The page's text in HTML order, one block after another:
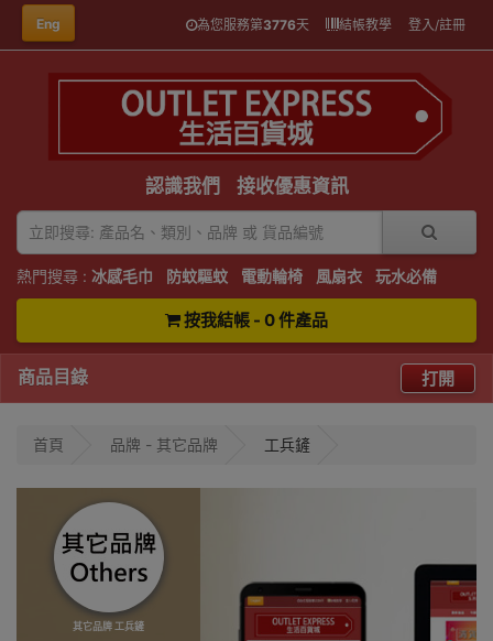
Eng 為您服務第3776天 結帳教學 登入/註冊
認識我們 接收優惠資訊
熱門搜尋 : 冰感毛巾 防蚊驅蚊 電動輪椅 風扇衣 玩水必備
按我結帳 - 0 件產品
商品目錄 打開
首頁 品牌 - 其它品牌 工兵鏟
其它品牌 工兵鏟